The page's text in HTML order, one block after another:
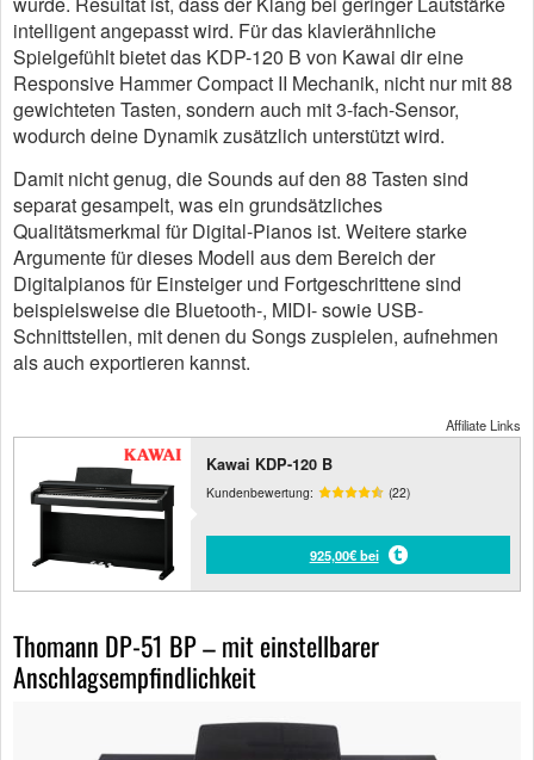
intelligent angepasst wird. Für das klavierähnliche
Spielgefühlt bietet das KDP-120 B von Kawai dir eine
Responsive Hammer Compact II Mechanik, nicht nur mit 88
gewichteten Tasten, sondern auch mit 3-fach-Sensor,
wodurch deine Dynamik zusätzlich unterstützt wird.
Damit nicht genug, die Sounds auf den 88 Tasten sind
separat gesampelt, was ein grundsätzliches
Qualitätsmerkmal für Digital-Pianos ist. Weitere starke
Argumente für dieses Modell aus dem Bereich der
Digitalpianos für Einsteiger und Fortgeschrittene sind
beispielsweise die Bluetooth-, MIDI- sowie USB-
Schnittstellen, mit denen du Songs zuspielen, aufnehmen
als auch exportieren kannst.
Affiliate Links
Kawai KDP-120 B
Kundenbewertung: (22)
925,00€ bei
Thomann DP-51 BP – mit einstellbarer
Anschlagsempfindlichkeit